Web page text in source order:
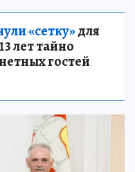
«сетку»для
лет тайно
гостей